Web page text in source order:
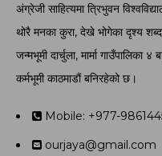
अंग्रेजी साहित्यमा त्रिभुवन
थोरै मनका कुरा, देखे भोगेका दृश्य
जन्मभूमी दार्चुला, मार्मा गाउँपालिका ४
कर्मभूमी काठमाडौं बनिरहेको छ।
Mobile: +977-
ourjaya@gmail.com